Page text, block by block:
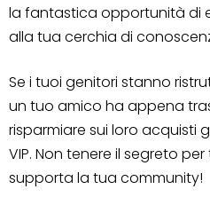
la fantastica opportunità di
alla tua cerchia di
Se i tuoi genitori stanno
un tuo amico ha appena
risparmiare sui loro acquisti
VIP. Non tenere il segreto
supporta la tua community!